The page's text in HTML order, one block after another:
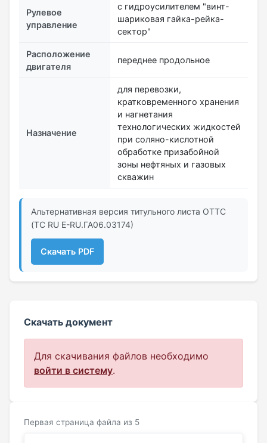
Рулевое
управление
с гидроусилителем "винт-
шариковая гайка-рейка-
сектор"
Расположение
двигателя
переднее продольное
Назначение
для перевозки,
кратковременного хранения
и нагнетания
технологических жидкостей
при соляно-кислотной
обработке призабойной
зоны нефтяных и газовых
скважин
Альтернативная версия титульного листа ОТТС
(ТС RU Е-RU.ГА06.03174)
Скачать PDF
Скачать документ
Для скачивания файлов необходимо
войти в систему.
Первая страница файла из 5